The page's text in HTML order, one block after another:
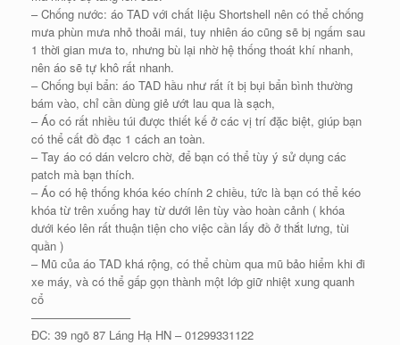
– Chống nước: áo TAD với chất liệu Shortshell nên có thể chống
mưa phùn mưa nhỏ thoải mái, tuy nhiên áo cũng sẽ bị ngấm sau
1 thời gian mưa to, nhưng bù lại nhờ hệ thống thoát khí nhanh,
nên áo sẽ tự khô rất nhanh.
– Chống bụi bẩn: áo TAD hầu như rất ít bị bụi bẩn bình thường
bám vào, chỉ cần dùng giẻ ướt lau qua là sạch,
– Áo có rất nhiều túi được thiết kế ở các vị trí đặc biệt, giúp bạn
có thể cất đồ đạc 1 cách an toàn.
– Tay áo có dán velcro chờ, để bạn có thể tùy ý sử dụng các
patch mà bạn thích.
– Áo có hệ thống khóa kéo chính 2 chiều, tức là bạn có thể kéo
khóa từ trên xuống hay từ dưới lên tùy vào hoàn cảnh ( khóa
dưới kéo lên rất thuận tiện cho việc cần lấy đồ ở thắt lưng, tùi
quần )
– Mũ của áo TAD khá rộng, có thể chùm qua mũ bảo hiểm khi đi
xe máy, và có thể gấp gọn thành một lớp giữ nhiệt xung quanh
cổ
————————–
ĐC: 39 ngõ 87 Láng Hạ HN – 01299331122